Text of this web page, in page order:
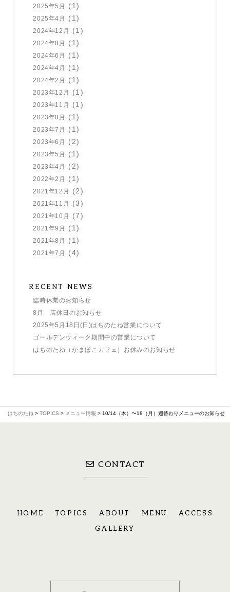
2025年5月 (1)
2025年4月 (1)
2024年12月 (1)
2024年8月 (1)
2024年6月 (1)
2024年4月 (1)
2024年2月 (1)
2023年12月 (1)
2023年11月 (1)
2023年8月 (1)
2023年7月 (1)
2023年6月 (2)
2023年5月 (1)
2023年4月 (2)
2022年2月 (1)
2021年12月 (2)
2021年11月 (3)
2021年10月 (7)
2021年9月 (1)
2021年8月 (1)
2021年7月 (4)
RECENT NEWS
臨時休業のお知らせ
8月 店休日のお知らせ
2025年5月18日(日)はちのたね営業について
ゴールデンウィーク期間中の営業について
はちのたね（かまぼこカフェ）お休みのお知らせ
はちのたね > TOPICS > メニュー情報 > 10/14（木）〜18（月）週替わりメニューのお知らせ
CONTACT
HOME TOPICS ABOUT MENU
ACCESS
GALLERY